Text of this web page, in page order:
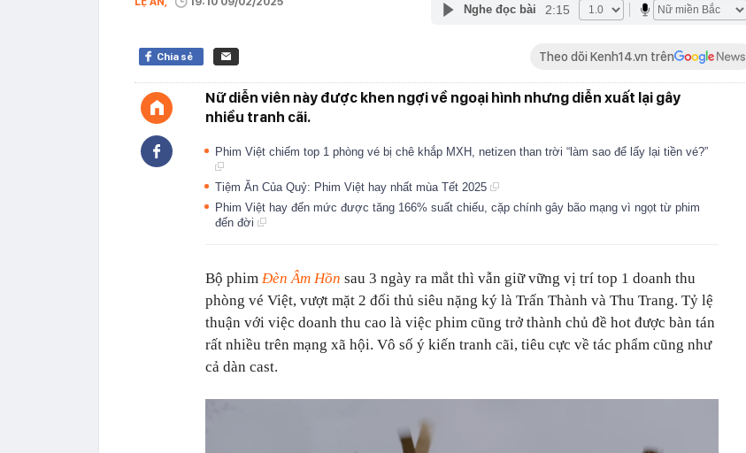
Nghe đọc bài 2:15
Chia sẻ Theo dõi Kenh14.vn trên
Nữ diễn viên này được khen ngợi về ngoại hình nhưng diễn xuất lại gây
nhiều tranh cãi.
Phim Việt chiếm top 1 phòng vé bị chê khắp MXH, netizen than trời “làm sao để lấy lại tiền vé?”
Tiệm Ăn Của Quỷ: Phim Việt hay nhất mùa Tết 2025
Phim Việt hay đến mức được tăng 166% suất chiếu, cặp chính gây bão mạng vì ngọt từ phim
đến đời
Bộ phim Đèn Âm Hồn sau 3 ngày ra mắt thì vẫn giữ vững vị trí top 1 doanh thu
phòng vé Việt, vượt mặt 2 đối thủ siêu nặng ký là Trấn Thành và Thu Trang. Tỷ lệ
thuận với việc doanh thu cao là việc phim cũng trở thành chủ đề hot được bàn tán
rất nhiều trên mạng xã hội. Vô số ý kiến tranh cãi, tiêu cực về tác phẩm cũng như
cả dàn cast.